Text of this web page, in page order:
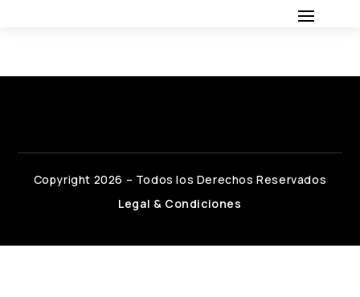
Copyright 2026 – Todos los Derechos Reservados
Legal & Condiciones